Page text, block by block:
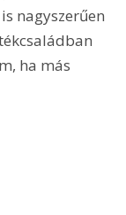
nagyszerűen
ha más